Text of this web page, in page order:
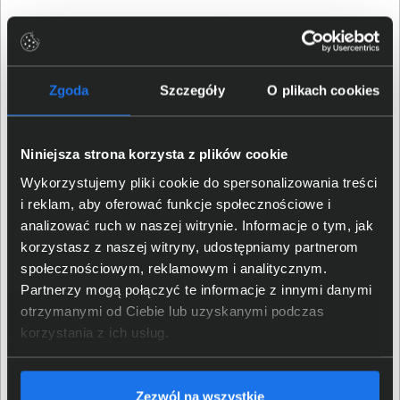
Zgoda Szczegóły O plikach cookies
Niniejsza strona korzysta z plików cookie
Wykorzystujemy pliki cookie do spersonalizowania treści
i reklam, aby oferować funkcje społecznościowe i
analizować ruch w naszej witrynie. Informacje o tym, jak
korzystasz z naszej witryny, udostępniamy partnerom
społecznościowym, reklamowym i analitycznym.
Partnerzy mogą połączyć te informacje z innymi danymi
otrzymanymi od Ciebie lub uzyskanymi podczas
korzystania z ich usług.
Zezwól na wszystkie
Kompaktowy rozmiar i
instalacja
Zasilacz charakteryzuje się kompaktowym rozmiarem,
co umożliwia jego instalację w różnych środowiskach
pracy. Może być montowany zarówno na podłodze, jak i